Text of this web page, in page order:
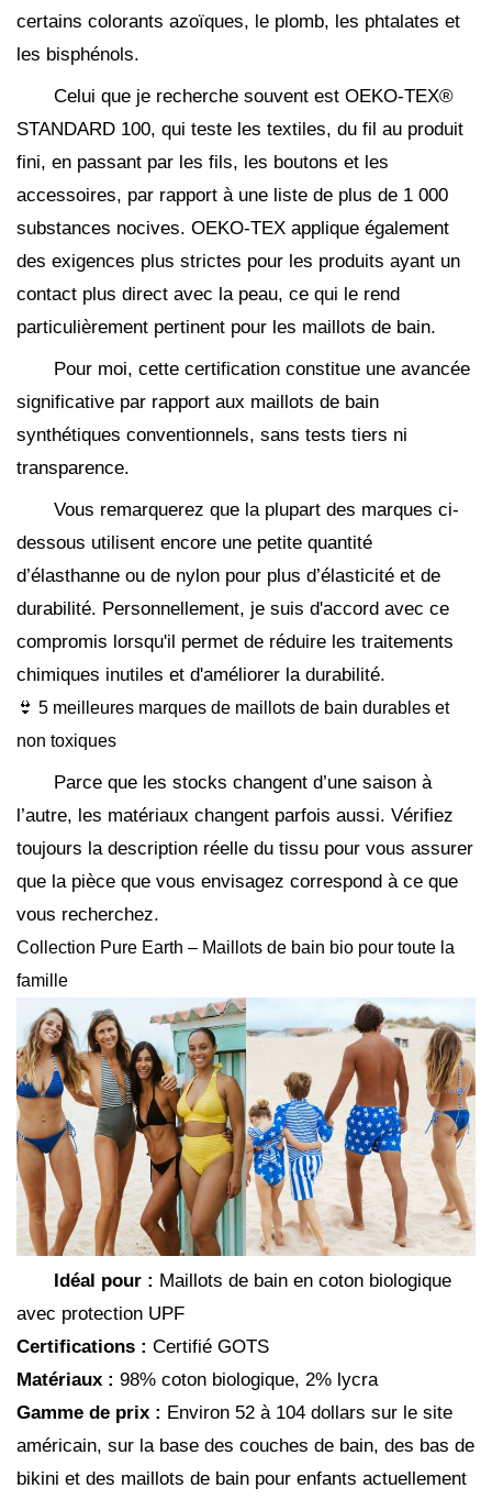
certains colorants azoïques, le plomb, les phtalates et
les bisphénols.
Celui que je recherche souvent est OEKO-TEX®
STANDARD 100, qui teste les textiles, du fil au produit
fini, en passant par les fils, les boutons et les
accessoires, par rapport à une liste de plus de 1 000
substances nocives. OEKO-TEX applique également
des exigences plus strictes pour les produits ayant un
contact plus direct avec la peau, ce qui le rend
particulièrement pertinent pour les maillots de bain.
Pour moi, cette certification constitue une avancée
significative par rapport aux maillots de bain
synthétiques conventionnels, sans tests tiers ni
transparence.
Vous remarquerez que la plupart des marques ci-
dessous utilisent encore une petite quantité
d’élasthanne ou de nylon pour plus d’élasticité et de
durabilité. Personnellement, je suis d'accord avec ce
compromis lorsqu'il permet de réduire les traitements
chimiques inutiles et d'améliorer la durabilité.
👙 5 meilleures marques de maillots de bain durables et
non toxiques
Parce que les stocks changent d’une saison à
l’autre, les matériaux changent parfois aussi. Vérifiez
toujours la description réelle du tissu pour vous assurer
que la pièce que vous envisagez correspond à ce que
vous recherchez.
Collection Pure Earth – Maillots de bain bio pour toute la
famille
Idéal pour : Maillots de bain en coton biologique
avec protection UPF
Certifications : Certifié GOTS
Matériaux : 98% coton biologique, 2% lycra
Gamme de prix : Environ 52 à 104 dollars sur le site
américain, sur la base des couches de bain, des bas de
bikini et des maillots de bain pour enfants actuellement